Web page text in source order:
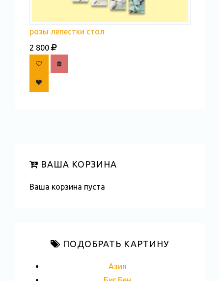
розы лепестки стол
2 800
ВАША КОРЗИНА
Ваша корзина пуста
ПОДОБРАТЬ КАРТИНУ
Азия